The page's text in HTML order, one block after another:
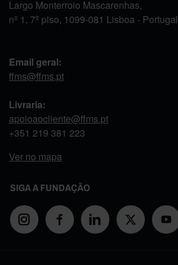
Largo Monterroio Mascarenhas,
nº 1, 7º piso, 1099-081 Lisboa - Portugal
Email geral:
ffms@ffms.pt
Livraria:
apoioaocliente@ffms.pt
+351 219 381 223
Ver no mapa
SIGA A FUNDAÇÃO